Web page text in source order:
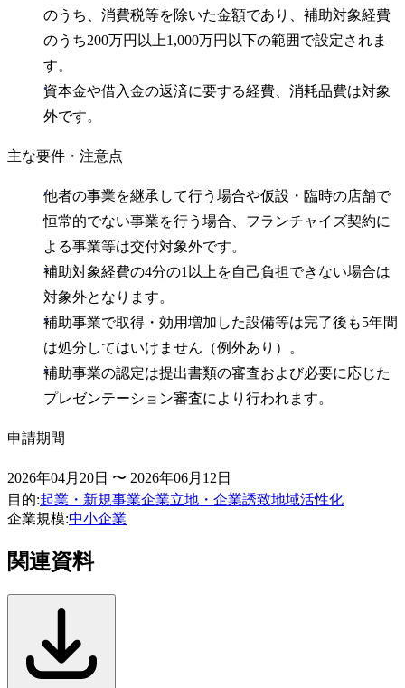
のうち、消費税等を除いた金額であり、補助対象経費
のうち200万円以上1,000万円以下の範囲で設定されま
す。
資本金や借入金の返済に要する経費、消耗品費は対象
外です。
主な要件・注意点
他者の事業を継承して行う場合や仮設・臨時の店舗で
恒常的でない事業を行う場合、フランチャイズ契約に
よる事業等は交付対象外です。
補助対象経費の4分の1以上を自己負担できない場合は
対象外となります。
補助事業で取得・効用増加した設備等は完了後も5年間
は処分してはいけません（例外あり）。
補助事業の認定は提出書類の審査および必要に応じた
プレゼンテーション審査により行われます。
申請期間
2026年04月20日 〜 2026年06月12日
目的:起業・新規事業企業立地・企業誘致地域活性化
企業規模:中小企業
関連資料